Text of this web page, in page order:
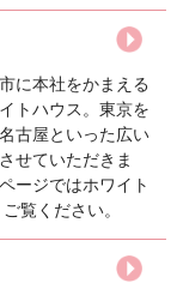
に本社をかまえる
トハウス。東京を
古屋といった広い
せていただきま
ージではホワイト
覧ください。